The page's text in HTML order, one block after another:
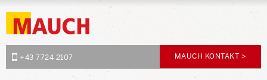
+43 7724 2107 MAUCH KONTAKT >